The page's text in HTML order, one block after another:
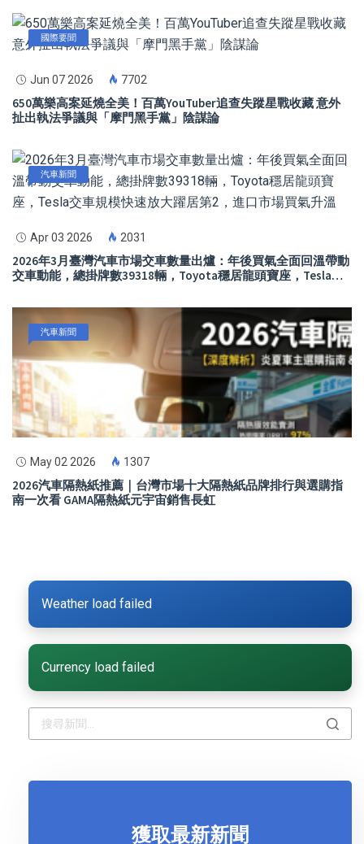
國際要聞
Jun 07 2026 7702
650萬樂高案延燒全美！百萬YouTuber追查失蹤星戰收藏 意外
扯出執法爭議與「摩門黑手黨」陰謀論
汽車新聞
Apr 03 2026 2031
2026年3月臺灣汽車市場交車數量出爐：年後買氣全面回溫帶動
交車動能，總掛牌數39318輛，Toyota穩居龍頭寶座，Tesla交
汽車新聞
May 02 2026 1307
2026汽車隔熱紙推薦｜台灣市場十大隔熱紙品牌排行與選購指
南一次看 GAMA隔熱紙元宇宙銷售長虹
Weather load failed
Currency load failed
獲取最新新聞